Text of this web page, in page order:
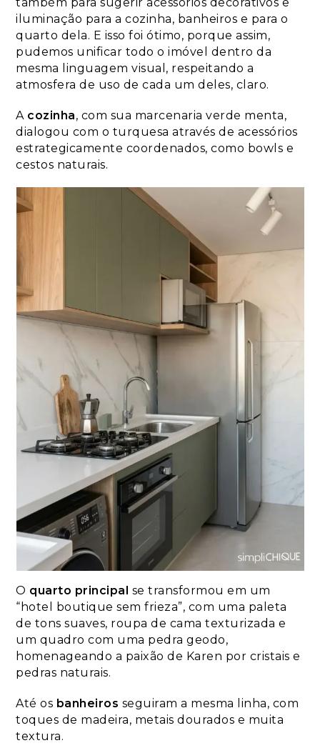
iluminação para a cozinha, banheiros e para o
quarto dela. E isso foi ótimo, porque assim,
pudemos unificar todo o imóvel dentro da
mesma linguagem visual, respeitando a
atmosfera de uso de cada um deles, claro.
A cozinha, com sua marcenaria verde menta,
dialogou com o turquesa através de acessórios
estrategicamente coordenados, como bowls e
cestos naturais.
O quarto principal se transformou em um
“hotel boutique sem frieza”, com uma paleta
de tons suaves, roupa de cama texturizada e
um quadro com uma pedra geodo,
homenageando a paixão de Karen por cristais e
pedras naturais.
Até os banheiros seguiram a mesma linha, com
toques de madeira, metais dourados e muita
textura.